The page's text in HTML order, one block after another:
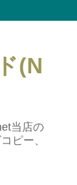
(N
当店の
ピー、